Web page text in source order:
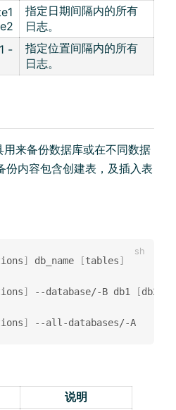
指定日期间隔内的所有
日志。
-
指定位置间隔内的所有
日志。
来备份数据库或在不同数据
份内容包含创建表，及插入表
] db_name [tables]
] --database/-B db1 [db2
]
说明